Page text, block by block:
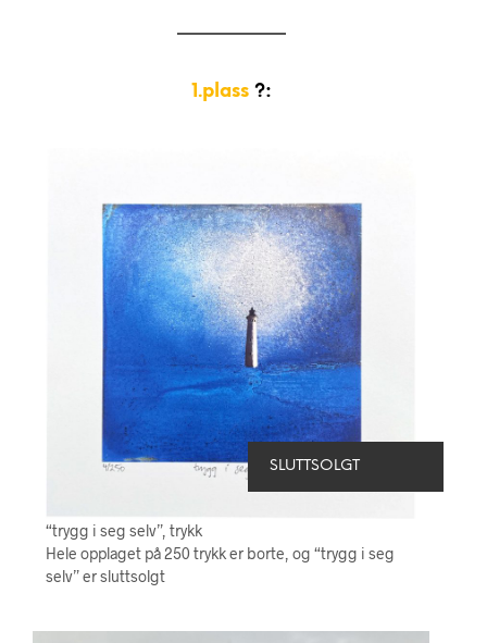
1.plass?:
SLUTTSOLGT
“trygg i seg selv”, trykk
Hele opplaget på 250 trykk er borte, og “trygg i seg
selv” er sluttsolgt